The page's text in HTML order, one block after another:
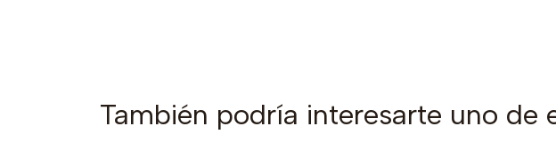
También podría interesarte uno de